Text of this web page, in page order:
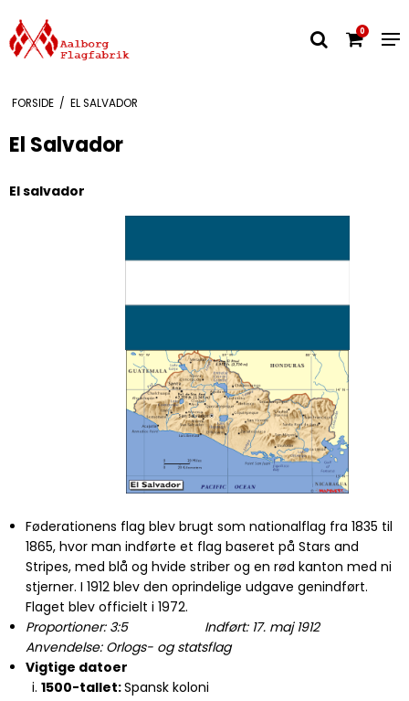
0
FORSIDE / EL SALVADOR
El Salvador
El salvador
Føderationens flag blev brugt som nationalflag fra 1835 til
1865, hvor man indførte et flag baseret på Stars and
Stripes, med blå og hvide striber og en rød kanton med ni
stjerner. I 1912 blev den oprindelige udgave genindført.
Flaget blev officielt i 1972.
Proportioner: 3:5 Indført: 17. maj 1912
Anvendelse: Orlogs- og statsflag
Vigtige datoer
1500-tallet:Spansk koloni